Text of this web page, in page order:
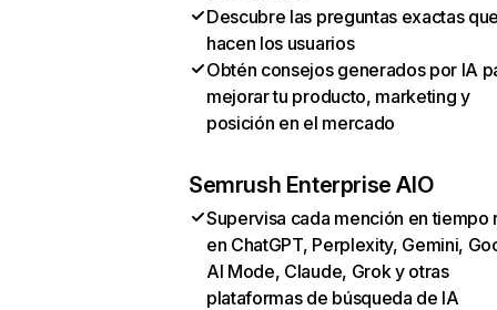
Descubre las preguntas exactas
hacen los usuarios
Obtén consejos generados por IA
mejorar tu producto, marketing y
posición en el mercado
Semrush Enterprise AIO
Supervisa cada mención en tiempo
en ChatGPT, Perplexity, Gemini,
AI Mode, Claude, Grok y otras
plataformas de búsqueda de IA